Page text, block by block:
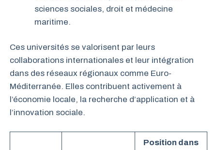
sciences sociales, droit et médecine
maritime.
Ces universités se valorisent par leurs
collaborations internationales et leur intégration
dans des réseaux régionaux comme Euro-
Méditerranée. Elles contribuent activement à
l’économie locale, la recherche d’application et à
l’innovation sociale.
Position dans